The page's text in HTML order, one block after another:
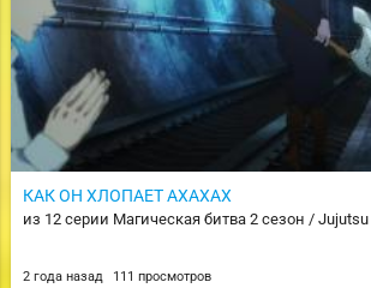
КАК ОН ХЛОПАЕТ АХАХАХ
из 12 серии Магическая битва 2 сезон /
2 года назад 111 просмотров